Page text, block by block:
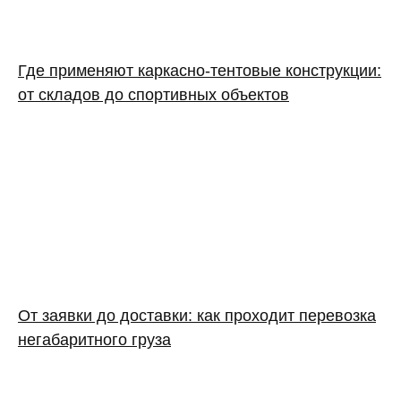
Где применяют каркасно‑тентовые конструкции:
от складов до спортивных объектов
От заявки до доставки: как проходит перевозка
негабаритного груза